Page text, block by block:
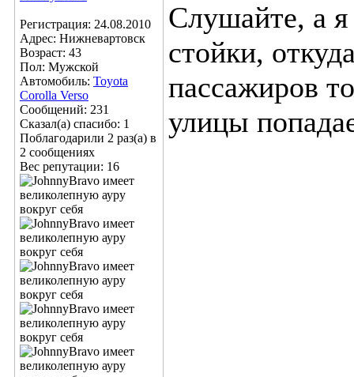
Регистрация: 24.08.2010
Адрес: Нижневартовск
Возраст: 43
Пол: Мужской
Автомобиль: Toyota
Corolla Verso
Сообщений: 231
Сказал(а) спасибо: 1
Поблагодарили 2 раз(а) в
2 сообщениях
Вес репутации: 16
Слушайте, а я
стойки,
пассажиров
улицы